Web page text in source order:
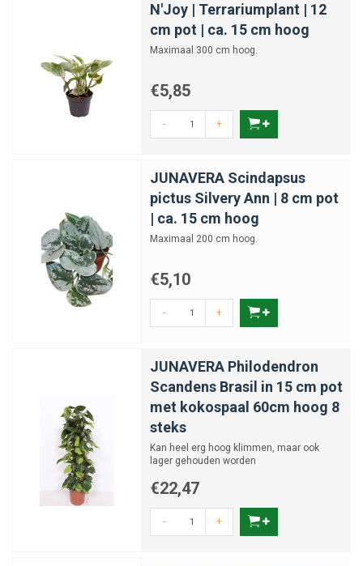
N'Joy | Terrariumplant | 12
cm pot | ca. 15 cm hoog
Maximaal 300 cm hoog.
€5,85
- +
JUNAVERA Scindapsus
pictus Silvery Ann | 8 cm pot
| ca. 15 cm hoog
Maximaal 200 cm hoog.
€5,10
- +
JUNAVERA Philodendron
Scandens Brasil in 15 cm pot
met kokospaal 60cm hoog 8
steks
Kan heel erg hoog klimmen, maar ook
lager gehouden worden
€22,47
- +